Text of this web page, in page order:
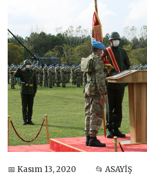
📅 Kasım 13, 2020 📂 ASAYİŞ